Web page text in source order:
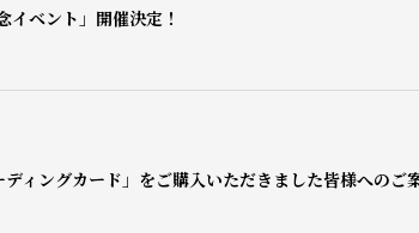
イベント」開催決定！
ディングカード」をご購入いただきました皆様へのご